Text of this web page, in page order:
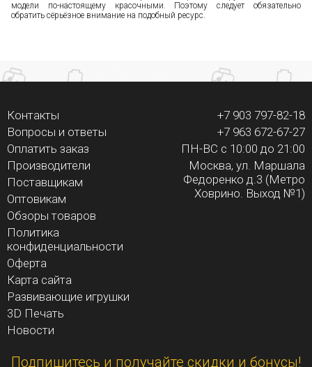
модели по-настоящему красочными. Поэтому следует обязательно
обратить сёрьёзное внимание на подобный ресурс.
Контакты
Вопросы и ответы
Оплатить заказ
Производители
Поставщикам
Оптовикам
Обзоры товаров
Политика
конфиденциальности
Оферта
Карта сайта
Развивающие игрушки
3D Печать
Новости
+7 903 797-82-18
+7 963 672-67-27
ПН-ВС с 10:00 до 21:00
Москва, ул. Маршала
Федоренко д.3 (Метро
Ховрино. Выход №1)
Подпишитесь и получайте скидки и бонусы!